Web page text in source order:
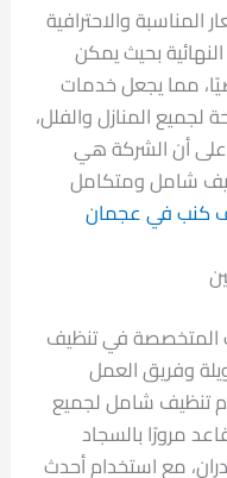
المناسبة والاحترافية
بحيث يمكن
مما يجعل خدمات
المنازل والفلل،
على أن الشركة هي
شامل ومتكامل
كنب في عجمان
المتخصصة في تنظيف
وفريق العمل
تنظيف شامل لجميع
مرورًا بالسجاد
مع استخدام أحدث